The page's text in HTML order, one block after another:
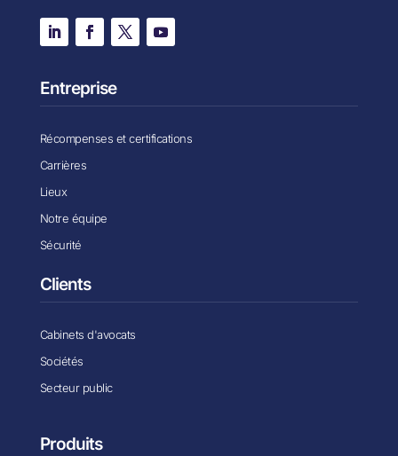
Entreprise
Récompenses et certifications
Carrières
Lieux
Notre équipe
Sécurité
Clients
Cabinets d'avocats
Sociétés
Secteur public
Produits